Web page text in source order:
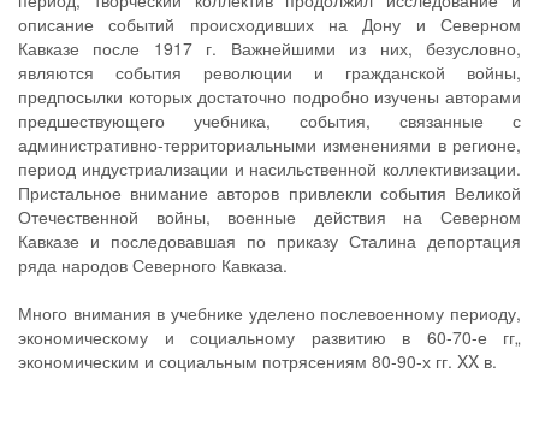
описание событий происходивших на Дону и Северном
Кавказе после 1917 г. Важнейшими из них, безусловно,
являются события революции и гражданской войны,
предпосылки которых достаточно подробно изучены авторами
предшествующего учебника, события, связанные с
административно-территориальными изменениями в регионе,
период индустриализации и насильственной коллективизации.
Пристальное внимание авторов привлекли события Великой
Отечественной войны, военные действия на Северном
Кавказе и последовавшая по приказу Сталина депортация
ряда народов Северного Кавказа.
Много внимания в учебнике уделено послевоенному периоду,
экономическому и социальному развитию в 60-70-е гг„
экономическим и социальным потрясениям 80-90-х гг. XX в.